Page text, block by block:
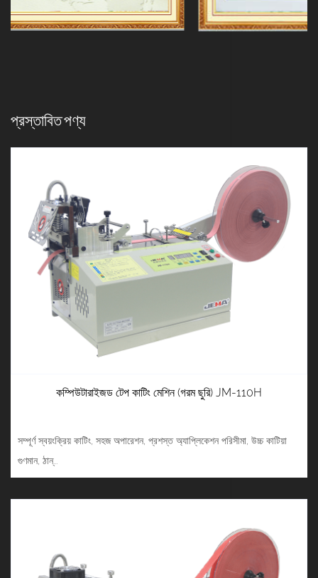
প্রস্তাবিত পণ্য
কম্পিউটারাইজড টেপ কাটিং মেশিন (গরম ছুরি) JM-110H
সম্পূর্ণ স্বয়ংক্রিয় কাটিং, সহজ অপারেশন, প্রশস্ত অ্যাপ্লিকেশন পরিসীমা, উচ্চ কাটিয়া
গুণমান, ঠান্...